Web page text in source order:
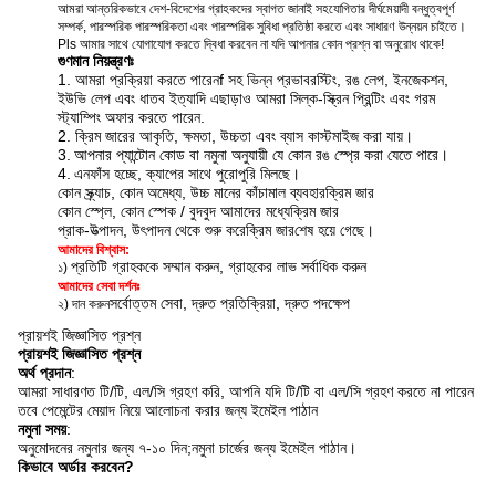
আমরা আন্তরিকভাবে দেশ-বিদেশের গ্রাহকদের স্বাগত জানাই সহযোগিতার দীর্ঘমেয়াদী বন্ধুত্বপূর্ণ
সম্পর্ক, পারস্পরিক পারস্পরিকতা এবং পারস্পরিক সুবিধা প্রতিষ্ঠা করতে এবং সাধারণ উন্নয়ন চাইতে।
Pls আমার সাথে যোগাযোগ করতে দ্বিধা করবেন না যদি আপনার কোন প্রশ্ন বা অনুরোধ থাকে!
গুণমান নিয়ন্ত্রণঃ
1. আমরা প্রক্রিয়া করতে পারেনf সহ ভিন্ন প্রভাবরস্টিং, রঙ লেপ, ইনজেকশন,
ইউভি লেপ এবং ধাতব ইত্যাদি এছাড়াও আমরা সিল্ক-স্ক্রিন প্রিন্টিং এবং গরম
স্ট্যাম্পিং অফার করতে পারেন.
2. ক্রিম জারের আকৃতি, ক্ষমতা, উচ্চতা এবং ব্যাস কাস্টমাইজ করা যায়।
3. আপনার প্যান্টোন কোড বা নমুনা অনুযায়ী যে কোন রঙ স্প্রে করা যেতে পারে।
4. এনফাঁস হচ্ছে, ক্যাপের সাথে পুরোপুরি মিলছে।
কোন স্ক্র্যাচ, কোন অমেধ্য, উচ্চ মানের কাঁচামাল ব্যবহারক্রিম জার
কোন স্প্লে, কোন স্পেক / বুদবুদ আমাদের মধ্যেক্রিম জার
প্রাক-উত্পাদন, উৎপাদন থেকে শুরু করেক্রিম জারশেষ হয়ে গেছে।
আমাদের বিশ্বাস:
১) প্রতিটি গ্রাহককে সম্মান করুন, গ্রাহকের লাভ সর্বাধিক করুন
আমাদের সেবা দর্শনঃ
২) দান করুনসর্বোত্তম সেবা, দ্রুত প্রতিক্রিয়া, দ্রুত পদক্ষেপ
প্রায়শই জিজ্ঞাসিত প্রশ্ন
প্রায়শই জিজ্ঞাসিত প্রশ্ন
অর্থ প্রদান:
আমরা সাধারণত টি/টি, এল/সি গ্রহণ করি, আপনি যদি টি/টি বা এল/সি গ্রহণ করতে না পারেন
তবে পেমেন্টের মেয়াদ নিয়ে আলোচনা করার জন্য ইমেইল পাঠান
নমুনা সময়:
অনুমোদনের নমুনার জন্য ৭-১০ দিন;নমুনা চার্জের জন্য ইমেইল পাঠান।
কিভাবে অর্ডার করবেন?